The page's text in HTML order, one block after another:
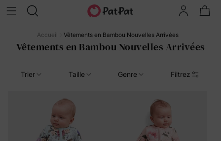
Accueil Vêtements en Bambou Nouvelles Arrivées
Vêtements en Bambou Nouvelles Arrivées
Trier Taille Genre Filtrez